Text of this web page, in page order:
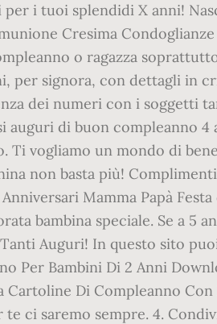
i tuoi splendidi X anni!
Cresima
o ragazza
per signora, con dettagli in
dei numeri con i soggetti
auguri di buon compleanno
vogliamo un mondo di
non basta più!
Mamma Papà
bambina speciale. Se a 5
Auguri! In questo sito
Per Bambini Di 2 Anni
Di Compleanno
ci saremo sempre. 4.